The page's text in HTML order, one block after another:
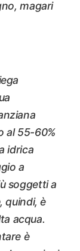
magari
al 55-60%
idrica
a
soggetti a
quindi, è
acqua.
è